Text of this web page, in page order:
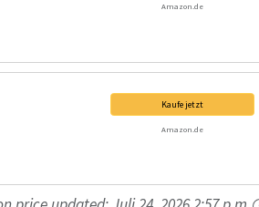
Amazon.de
Kaufe jetzt
Amazon.de